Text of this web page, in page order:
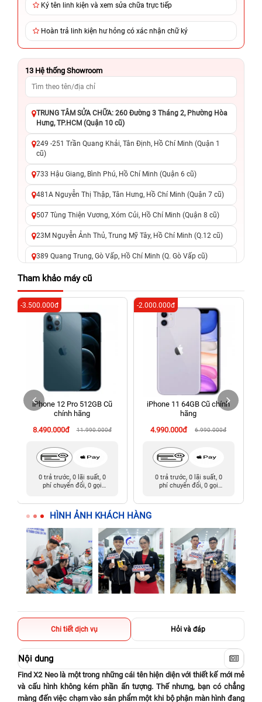
Ký tên linh kiện và xem sửa chữa trực tiếp
Hoàn trả linh kiện hư hỏng có xác nhận chữ ký
13 Hệ thống Showroom
TRUNG TÂM SỬA CHỮA: 260 Đường 3 Tháng 2, Phường Hòa
Hưng, TP.HCM (Quận 10 cũ)
249 -251 Trần Quang Khải, Tân Định, Hồ Chí Minh (Quận 1
cũ)
733 Hậu Giang, Bình Phú, Hồ Chí Minh (Quận 6 cũ)
481A Nguyễn Thị Thập, Tân Hưng, Hồ Chí Minh (Quận 7 cũ)
507 Tùng Thiện Vương, Xóm Củi, Hồ Chí Minh (Quận 8 cũ)
23M Nguyễn Ảnh Thủ, Trung Mỹ Tây, Hồ Chí Minh (Q.12 cũ)
389 Quang Trung, Gò Vấp, Hồ Chí Minh (Q. Gò Vấp cũ)
625 - 625A Âu Cơ, Tân Phú, Hồ Chí Minh (Quận Tân Phú cũ)
326 Lê Văn Việt, Tăng Nhơn Phú, Hồ Chí Minh (Q.9 TP. Thủ
Đức cũ)
256 Võ Văn Ngân, Thủ Đức, Hồ Chí Minh (Bình Thọ, TP. Thủ
70 Nguyễn An Ninh, Dĩ An, Hồ Chí Minh (Bình Dương Cũ)
24h Vũng Tàu: 162A Ba Cu, Vũng Tàu, Hồ Chí Minh (TP. Vũng
Tàu cũ)
198 Hoàng Văn Thụ, Tân Sơn Nhất, Hồ Chí Minh (Tân Bình
Tham khảo máy cũ
iPhone 12 Pro 512GB Cũ
chính hãng
8.490.000đ
11.990.000đ
-3.500.000đ
0 trả trước, 0 lãi suất, 0
phí chuyển đổi, 0 gọi
iPhone 11 64GB Cũ chính
hãng
4.990.000đ
6.990.000đ
-2.000.000đ
0 trả trước, 0 lãi suất, 0
phí chuyển đổi, 0 gọi
HÌNH ẢNH KHÁCH HÀNG
Chi tiết dịch vụ Hỏi và đáp
Nội dung
Find X2 Neo là một trong những cái tên hiện diện với thiết kế mới mẻ
và cấu hình không kém phần ấn tượng. Thế nhưng, bạn có chẳng
màng đến việc chạm vào sản phẩm một khi bộ phận màn hình đang